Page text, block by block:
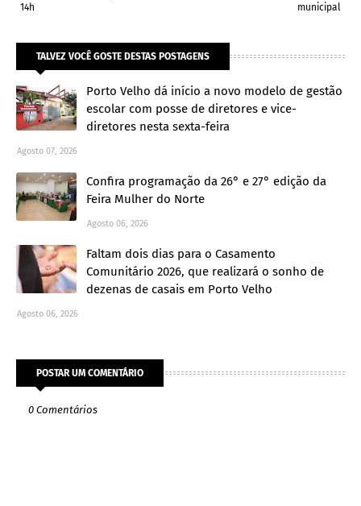
municipal
14h
TALVEZ VOCÊ GOSTE DESTAS POSTAGENS
Porto Velho dá início a novo modelo de gestão
escolar com posse de diretores e vice-
diretores nesta sexta-feira
Agosto 07, 2026
Confira programação da 26° e 27° edição da
Feira Mulher do Norte
Agosto 06, 2026
Faltam dois dias para o Casamento
Comunitário 2026, que realizará o sonho de
dezenas de casais em Porto Velho
Agosto 06, 2026
POSTAR UM COMENTÁRIO
0 Comentários